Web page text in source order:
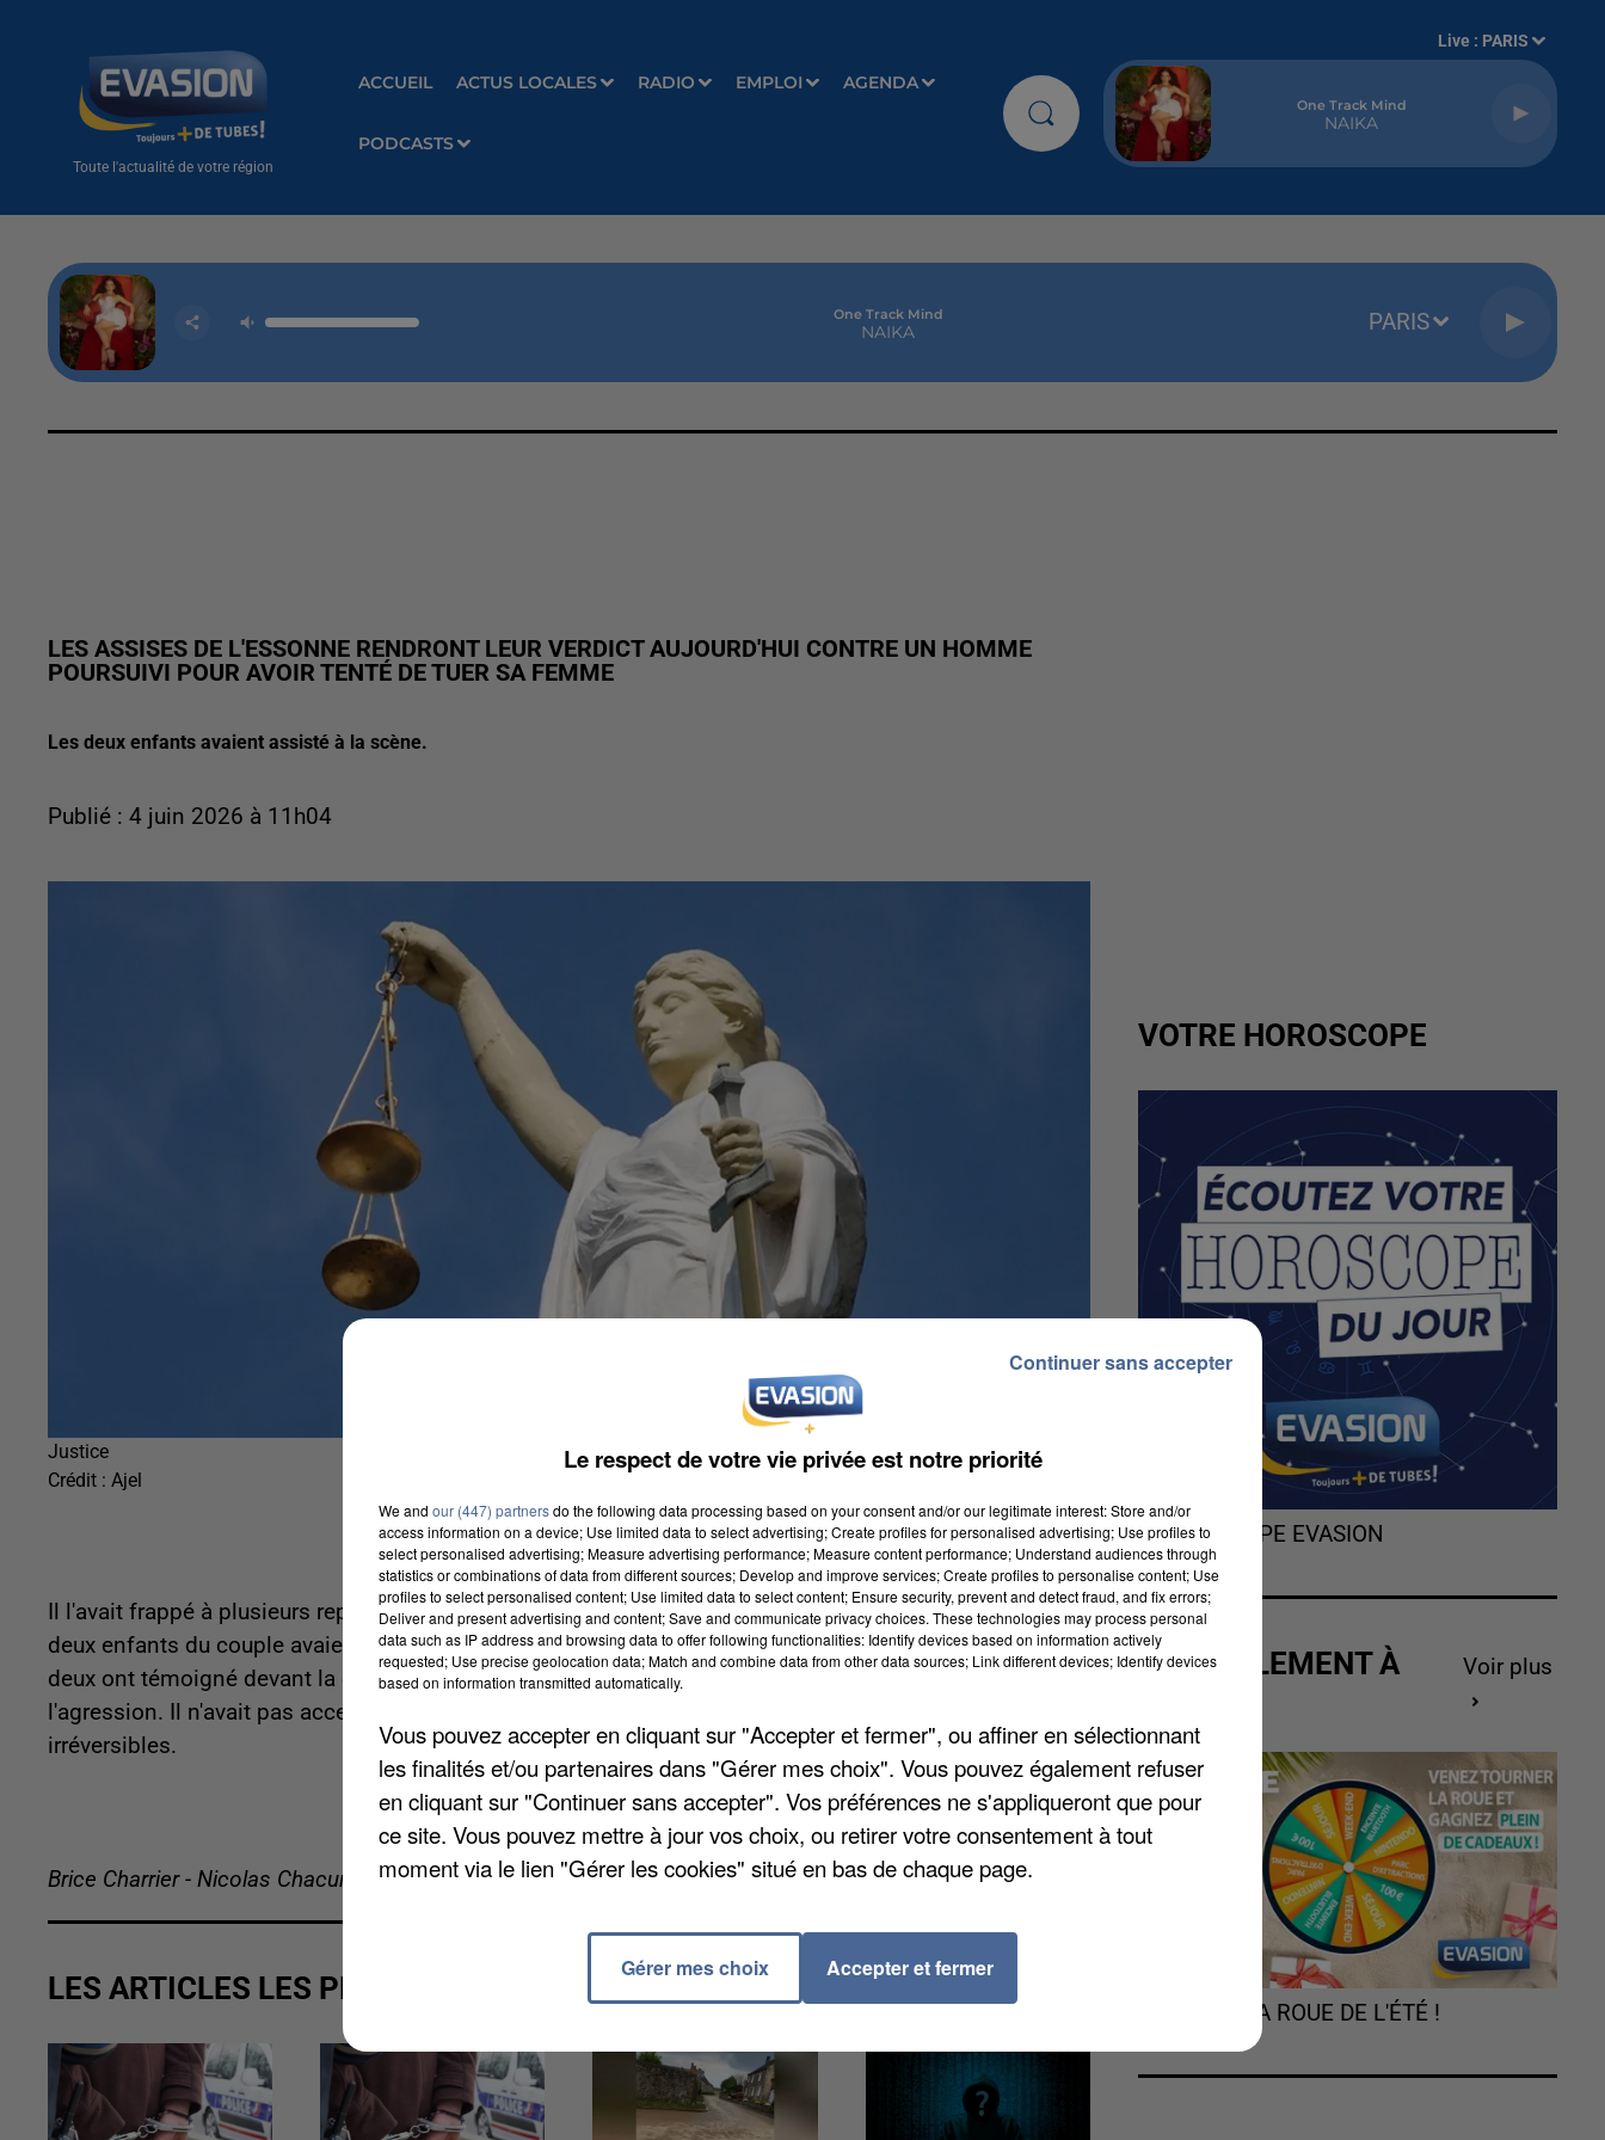
Toute l'actualité de votre région
ACCUEIL ACTUS LOCALES RADIO EMPLOI AGENDA
PODCASTS
Live : PARIS
One Track Mind
NAIKA
One Track Mind
NAIKA PARIS
LES ASSISES DE L'ESSONNE RENDRONT LEUR VERDICT AUJOURD'HUI CONTRE UN HOMME
POURSUIVI POUR AVOIR TENTÉ DE TUER SA FEMME
Les deux enfants avaient assisté à la scène.
Publié : 4 juin 2026 à 11h04
Justice
Crédit : Ajel
Il l'avait frappé à plusieurs reprises à la tête, avec une clé à molette, à l'automne 2022 à Massy. Les
deux enfants du couple avaient assisté à la scène. Ils avaient 11 et 8 ans, à l'époque. Hier, tous les
deux ont témoigné devant la cour. L'accusé s'était rendu de lui-même à la police, juste après
l'agression. Il n'avait pas accepté que sa compagne le quitte. La victime en garde encore des séquelles
irréversibles.
Brice Charrier - Nicolas Chacun
LES ARTICLES LES PLUS VUS
VOTRE HOROSCOPE
L'HOROSCOPE EVASION
ACTUELLEMENT À
Voir plus
TOURNEZ LA ROUE DE L'ÉTÉ !
Le respect de votre vie privée est notre priorité
We and our (447) partnersdo the following data processing based on your consent and/or our legitimate interest: Store and/or
access information on a device; Use limited data to select advertising; Create profiles for personalised advertising; Use profiles to
select personalised advertising; Measure advertising performance; Measure content performance; Understand audiences through
statistics or combinations of data from different sources; Develop and improve services; Create profiles to personalise content; Use
profiles to select personalised content; Use limited data to select content; Ensure security, prevent and detect fraud, and fix errors;
Deliver and present advertising and content; Save and communicate privacy choices. These technologies may process personal
data such as IP address and browsing data to offer following functionalities: Identify devices based on information actively
requested; Use precise geolocation data; Match and combine data from other data sources; Link different devices; Identify devices
based on information transmitted automatically.
Vous pouvez accepter en cliquant sur "Accepter et fermer", ou affiner en sélectionnant
les finalités et/ou partenaires dans "Gérer mes choix". Vous pouvez également refuser
en cliquant sur "Continuer sans accepter". Vos préférences ne s'appliqueront que pour
ce site. Vous pouvez mettre à jour vos choix, ou retirer votre consentement à tout
moment via le lien "Gérer les cookies" situé en bas de chaque page.
Gérer mes choix Accepter et fermer
Continuer sans accepter